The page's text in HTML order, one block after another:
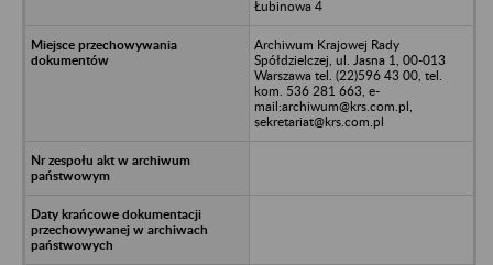
Łubinowa 4
Archiwum Krajowej Rady
Spółdzielczej, ul. Jasna 1, 00-013
Warszawa tel. (22)596 43 00, tel.
kom. 536 281 663, e-
mail:archiwum@krs.com.pl,
sekretariat@krs.com.pl